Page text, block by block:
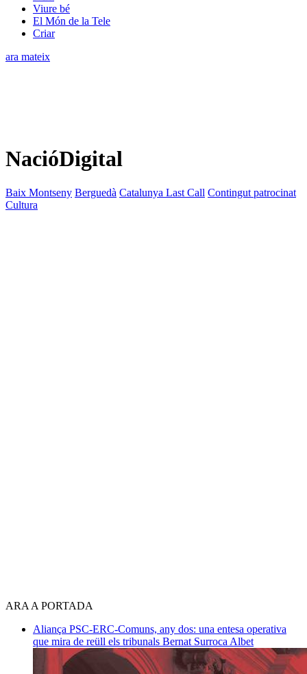
Viure bé
El Món de la Tele
Criar
ara mateix
NacióDigital
Baix Montseny Berguedà Catalunya Last Call Contingut patrocinat
Cultura
ARA A PORTADA
Aliança PSC-ERC-Comuns, any dos: una entesa operativa
que mira de reüll els tribunals Bernat Surroca Albet